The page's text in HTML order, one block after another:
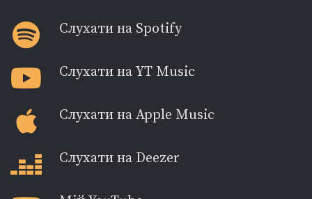
Слухати на Spotify
Слухати на YT Music
Слухати на Apple Music
Слухати на Deezer